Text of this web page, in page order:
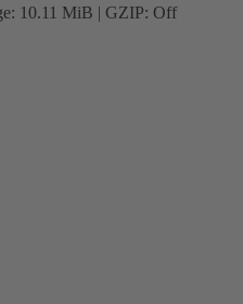
10.11 MiB | GZIP: Off